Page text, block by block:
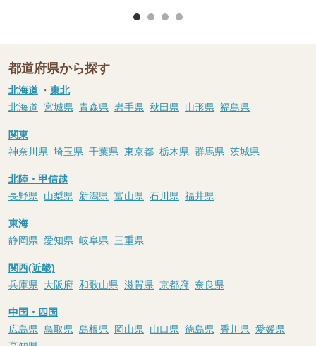
都道府県から探す
北海道 ・ 東北
北海道 宮城県 青森県 岩手県 秋田県 山形県 福島県
関東
神奈川県 埼玉県 千葉県 東京都 栃木県 群馬県 茨城県
北陸・甲信越
長野県 山梨県 新潟県 富山県 石川県 福井県
東海
静岡県 愛知県 岐阜県 三重県
関西(近畿)
兵庫県 大阪府 和歌山県 滋賀県 京都府 奈良県
中国・四国
広島県 鳥取県 島根県 岡山県 山口県 徳島県 香川県 愛媛県